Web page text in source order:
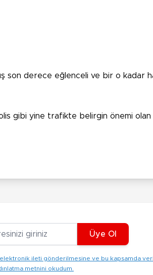
son derece eğlenceli ve bir o kadar
gibi yine trafikte belirgin önemi olan
Üye Ol
elektronik ileti gönderilmesine ve bu kapsamda
metnini okudum.